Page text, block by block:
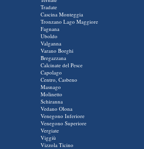
Tradate
Cascina Monteggia
Tronzano Lago Maggiore
Fagnana
Uboldo
Valganna
Varano Borghi
Bregazzana
Calcinate del Pesce
Capolago
Centro, Casbeno
Masnago
Molinetto
Schiranna
Vedano Olona
Venegono Inferiore
Venegono Superiore
Vergiate
Viggiù
Vizzola Ticino